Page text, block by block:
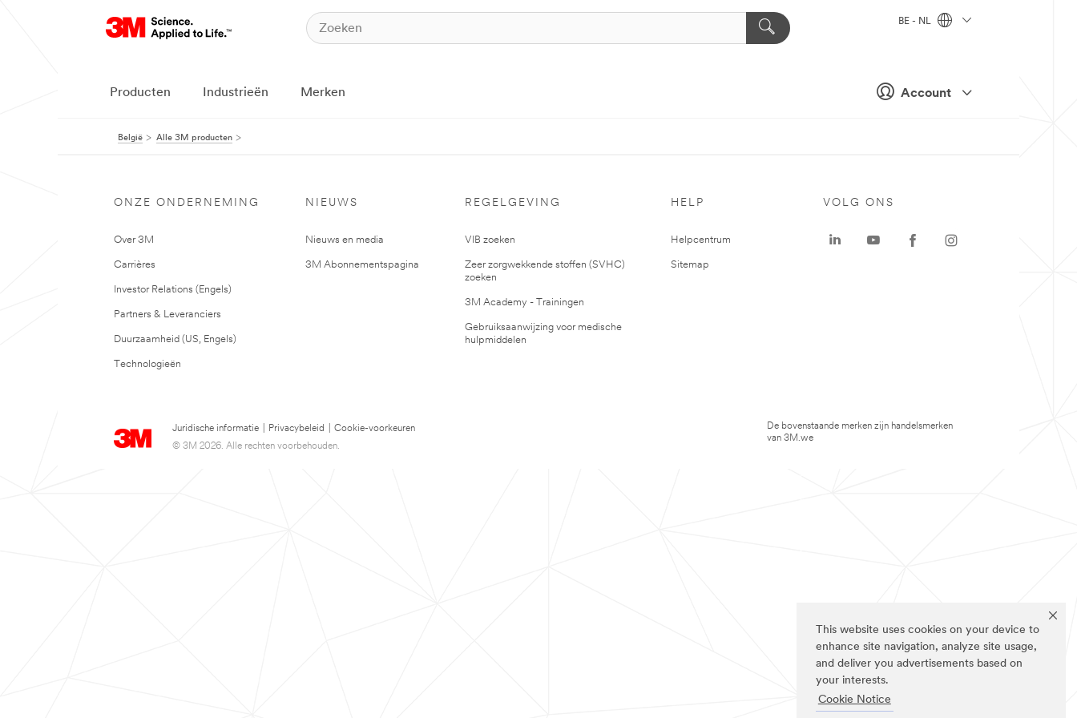
This website uses cookies on your device to
enhance site navigation, analyze site usage,
and deliver you advertisements based on
your interests.
Cookie Notice
Account
BE - NL
Producten Industrieën Merken
België Alle 3M producten
ONZE ONDERNEMING
Over 3M
Carrières
Investor Relations (Engels)
Partners & Leveranciers
Duurzaamheid (US, Engels)
Technologieën
NIEUWS
Nieuws en media
3M Abonnementspagina
REGELGEVING
VIB zoeken
Zeer zorgwekkende stoffen (SVHC)
zoeken
3M Academy - Trainingen
Gebruiksaanwijzing voor medische
hulpmiddelen
HELP
Helpcentrum
Sitemap
Juridische informatie Privacybeleid
Cookie-voorkeuren
© 3M 2026. Alle rechten voorbehouden.
VOLG ONS
De bovenstaande merken zijn handelsmerken
van 3M.we